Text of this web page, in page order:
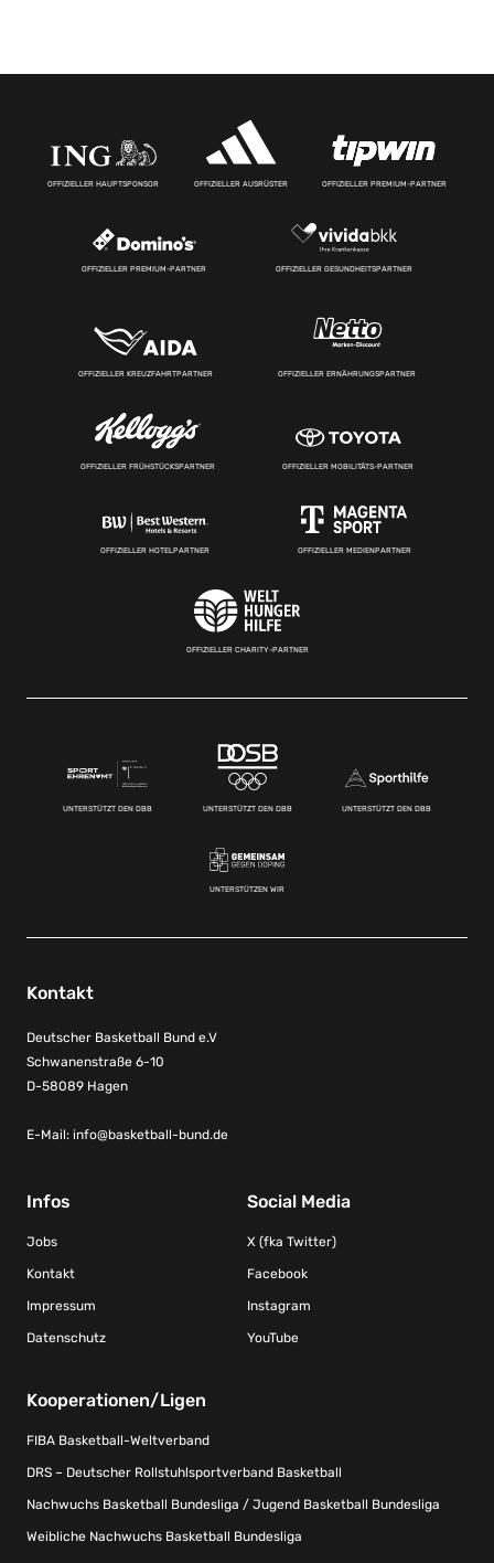
OFFIZIELLER HAUPTSPONSOR OFFIZIELLER AUSRÜSTER OFFIZIELLER PREMIUM-PARTNER
OFFIZIELLER PREMIUM-PARTNER OFFIZIELLER GESUNDHEITSPARTNER
OFFIZIELLER KREUZFAHRTPARTNER OFFIZIELLER ERNÄHRUNGSPARTNER
OFFIZIELLER FRÜHSTÜCKSPARTNER OFFIZIELLER MOBILITÄTS-PARTNER
OFFIZIELLER HOTELPARTNER OFFIZIELLER MEDIENPARTNER
OFFIZIELLER CHARITY-PARTNER
UNTERSTÜTZT DEN DBB UNTERSTÜTZT DEN DBB UNTERSTÜTZT DEN DBB
UNTERSTÜTZEN WIR
Kontakt
Deutscher Basketball Bund e.V
Schwanenstraße 6-10
D-58089 Hagen
E-Mail: info@basketball-bund.de
Infos
Jobs
Kontakt
Impressum
Datenschutz
Social Media
X (fka Twitter)
Facebook
Instagram
YouTube
Kooperationen/Ligen
FIBA Basketball-Weltverband
DRS – Deutscher Rollstuhlsportverband Basketball
Nachwuchs Basketball Bundesliga / Jugend Basketball Bundesliga
Weibliche Nachwuchs Basketball Bundesliga